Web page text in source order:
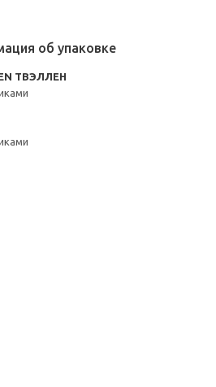
об упаковке
ТВЭЛЛЕН